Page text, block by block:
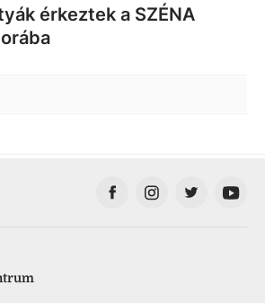
érkeztek a SZÉNA